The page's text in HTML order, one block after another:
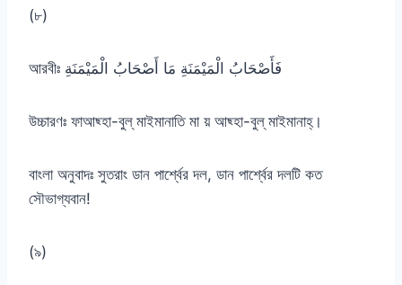
(৮)
আরবীঃ فَأَصْحَابُ الْمَيْمَنَةِ مَا أَصْحَابُ الْمَيْمَنَةِ
উচ্চারণঃ ফাআছ্হা-বুল্ মাইমানাতি মা য় আছ্হা-বুল্ মাইমানাহ্।
বাংলা অনুবাদঃ সুতরাং ডান পার্শ্বের দল, ডান পার্শ্বের দলটি কত
সৌভাগ্যবান!
(৯)